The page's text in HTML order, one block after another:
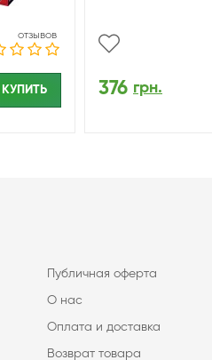
отзывов
КУПИТЬ 376 грн.
Публичная оферта
О нас
Оплата и доставка
Возврат товара